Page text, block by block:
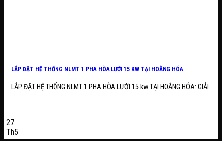
LẮP ĐẶT HỆ THỐNG NLMT 1 PHA HÒA LƯỚI 15 KW TẠI HOẰNG HÓA
LẮP ĐẶT HỆ THỐNG NLMT 1 PHA HÒA LƯỚI 15 kw TẠI HOẰNG HÓA: GIẢI
27
Th5